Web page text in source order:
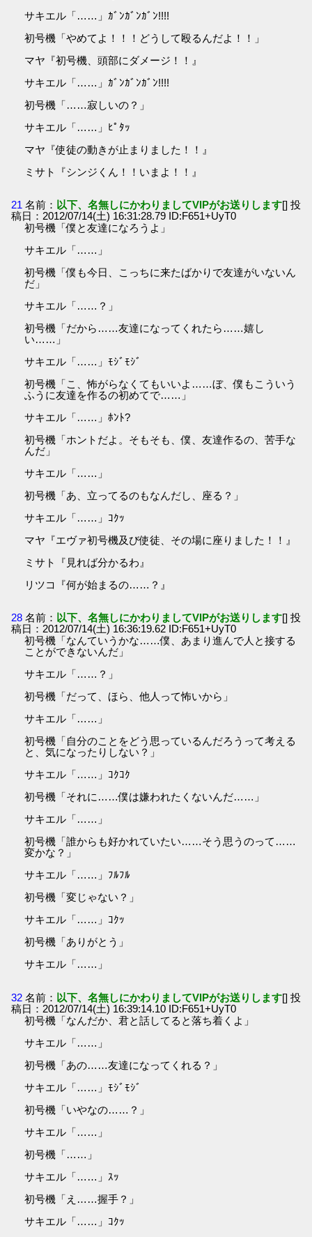
サキエル「……」ｶﾞﾝｶﾞﾝｶﾞﾝ!!!!
初号機「やめてよ！！！どうして殴るんだよ！！」
マヤ『初号機、頭部にダメージ！！』
サキエル「……」ｶﾞﾝｶﾞﾝｶﾞﾝ!!!!
初号機「……寂しいの？」
サキエル「……」ﾋﾟﾀｯ
マヤ『使徒の動きが止まりました！！』
ミサト『シンジくん！！いまよ！！』
21 名前： 以下、名無しにかわりましてVIPがお送りします[] 投
稿日：2012/07/14(土) 16:31:28.79 ID:F651+UyT0
初号機「僕と友達になろうよ」
サキエル「……」
初号機「僕も今日、こっちに来たばかりで友達がいないん
だ」
サキエル「……？」
初号機「だから……友達になってくれたら……嬉し
い……」
サキエル「……」ﾓｼﾞﾓｼﾞ
初号機「こ、怖がらなくてもいいよ……ぼ、僕もこういう
ふうに友達を作るの初めてで……」
サキエル「……」ﾎﾝﾄ?
初号機「ホントだよ。そもそも、僕、友達作るの、苦手な
んだ」
サキエル「……」
初号機「あ、立ってるのもなんだし、座る？」
サキエル「……」ｺｸｯ
マヤ『エヴァ初号機及び使徒、その場に座りました！！』
ミサト『見れば分かるわ』
リツコ『何が始まるの……？』
28 名前： 以下、名無しにかわりましてVIPがお送りします[] 投
稿日：2012/07/14(土) 16:36:19.62 ID:F651+UyT0
初号機「なんていうかな……僕、あまり進んで人と接する
ことができないんだ」
サキエル「……？」
初号機「だって、ほら、他人って怖いから」
サキエル「……」
初号機「自分のことをどう思っているんだろうって考える
と、気になったりしない？」
サキエル「……」ｺｸｺｸ
初号機「それに……僕は嫌われたくないんだ……」
サキエル「……」
初号機「誰からも好かれていたい……そう思うのって……
変かな？」
サキエル「……」ﾌﾙﾌﾙ
初号機「変じゃない？」
サキエル「……」ｺｸｯ
初号機「ありがとう」
サキエル「……」
32 名前： 以下、名無しにかわりましてVIPがお送りします[] 投
稿日：2012/07/14(土) 16:39:14.10 ID:F651+UyT0
初号機「なんだか、君と話してると落ち着くよ」
サキエル「……」
初号機「あの……友達になってくれる？」
サキエル「……」ﾓｼﾞﾓｼﾞ
初号機「いやなの……？」
サキエル「……」
初号機「……」
サキエル「……」ｽｯ
初号機「え……握手？」
サキエル「……」ｺｸｯ